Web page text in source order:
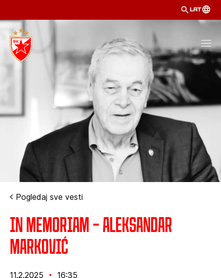
LAT
Pogledaj sve vesti
In memoriam – Aleksandar
Marković
11.2.2025 16:35